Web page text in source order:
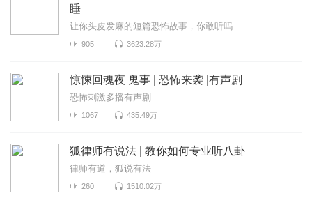
睡
让你头皮发麻的短篇恐怖故事，你敢听吗
905 3623.28万
惊悚回魂夜 鬼事 | 恐怖来袭 |有声剧
恐怖刺激多播有声剧
1067 435.49万
狐律师有说法 | 教你如何专业听八卦
律师有道，狐说有法
260 1510.02万